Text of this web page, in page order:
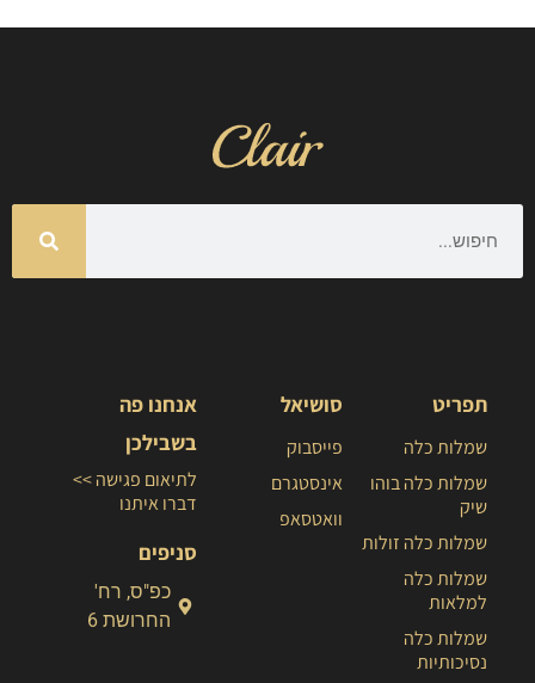
תפריט
שמלות כלה
שמלות כלה בוהו
שיק
שמלות כלה זולות
שמלות כלה
למלאות
שמלות כלה
נסיכותיות
סושיאל
פייסבוק
אינסטגרם
וואטסאפ
אנחנו פה
בשבילכן
לתיאום פגישה >>
דברו איתנו
סניפים
כפ"ס, רח'
החרושת 6